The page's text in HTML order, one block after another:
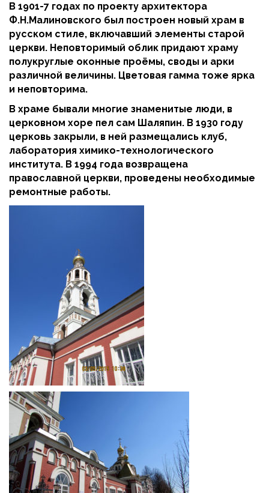
В 1901-7 годах по проекту архитектора
Ф.Н.Малиновского был построен новый храм в
русском стиле, включавший элементы старой
церкви. Неповторимый облик придают храму
полукруглые оконные проёмы, своды и арки
различной величины. Цветовая гамма тоже ярка
и неповторима.
В храме бывали многие знаменитые люди, в
церковном хоре пел сам Шаляпин. В 1930 году
церковь закрыли, в ней размещались клуб,
лаборатория химико-технологического
института. В 1994 года возвращена
православной церкви, проведены необходимые
ремонтные работы.